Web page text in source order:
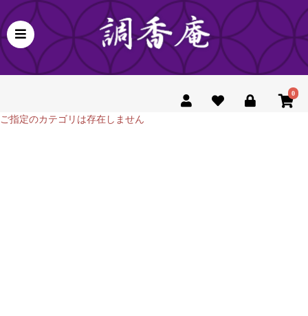
0
ご指定のカテゴリは存在しません